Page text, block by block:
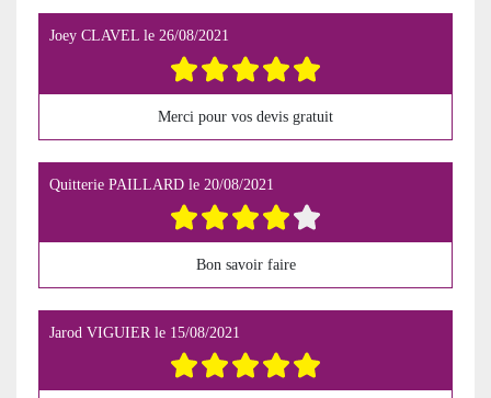
Joey CLAVEL le 26/08/2021
Merci pour vos devis gratuit
Quitterie PAILLARD le 20/08/2021
Bon savoir faire
Jarod VIGUIER le 15/08/2021